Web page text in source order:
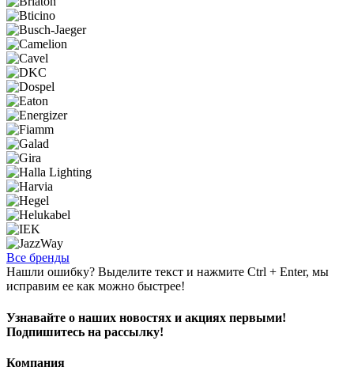
Все бренды
Нашли ошибку? Выделите текст и нажмите Ctrl + Enter, мы
исправим ее как можно быстрее!
Узнавайте о наших новостях и акциях первыми!
Подпишитесь на рассылку!
Компания